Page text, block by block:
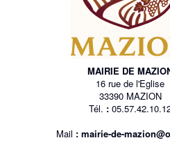
MAIRIE DE
16 rue de l'Eglise
33390 MAZION
Tél. :
Mail : mairie-de-